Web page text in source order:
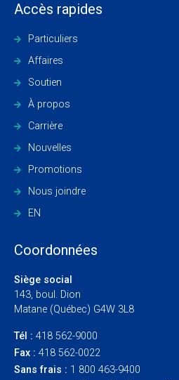
Accès rapides
Particuliers
Affaires
Soutien
À propos
Carrière
Nouvelles
Promotions
Nous joindre
EN
Coordonnées
Siège social
143, boul. Dion
Matane (Québec) G4W 3L8
Tél : 418 562-9000
Fax : 418 562-0022
Sans frais : 1 800 463-9400